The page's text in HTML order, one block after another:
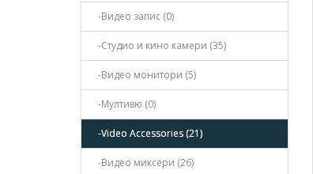
-Видео запис (0)
-Студио и кино камери (35)
-Видео монитори (5)
-Мултивю (0)
-Video Accessories (21)
-Видео миксери (26)